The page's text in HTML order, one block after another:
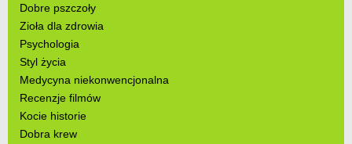
Dobre pszczoły
Zioła dla zdrowia
Psychologia
Styl życia
Medycyna niekonwencjonalna
Recenzje filmów
Kocie historie
Dobra krew